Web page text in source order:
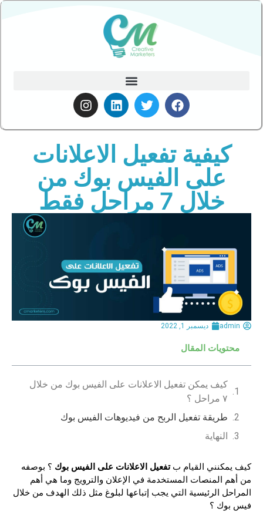
كيفية تفعيل الاعلانات
على الفيس بوك من
خلال 7 مراحل فقط
admin ديسمبر 1, 2022
محتويات المقال
كيف يمكن تفعيل الاعلانات على الفيس بوك من خلال
طريقة تفعيل الربح من فيديوهات الفيس بوك
النهاية
كيف يمكنني القيام ب تفعيل الاعلانات على الفيس بوك؟ بوصفه
من أهم المنصات المستخدمة في الإعلان والترويج وما هي أهم
المراحل الرئيسية التي يجب إتباعها لبلوغ مثل ذلك الهدف من خلال
فيس بوك ؟